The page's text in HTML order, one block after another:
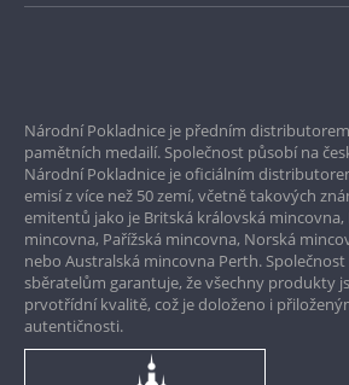
Garance nejvyšší kvality
Pouze originální produkty
Národní Pokladnice je předním
pamětních medailí. Společnost působí na
Národní Pokladnice je oficiálním
emisí z více než 50 zemí, včetně takových
emitentů jako je Britská královská mincovna,
mincovna, Pařížská mincovna, Norská
nebo Australská mincovna Perth.
sběratelům garantuje, že všechny produkty
prvotřídní kvalitě, což je doloženo i
autentičnosti.